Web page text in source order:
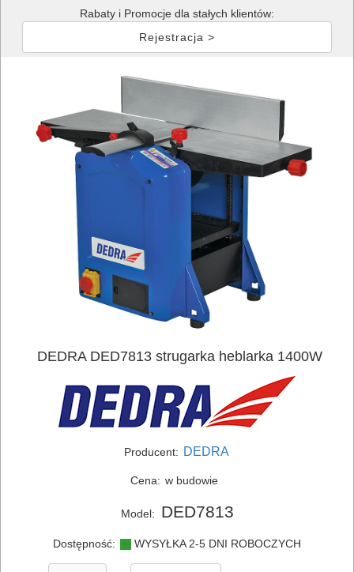
AKUMULATOROWE
Rabaty i Promocje dla stałych klientów:
Rejestracja >
DEDRA DED7813 strugarka heblarka 1400W
Producent: DEDRA
Cena: w budowie
Model: DED7813
Dostępność: WYSYŁKA 2-5 DNI ROBOCZYCH